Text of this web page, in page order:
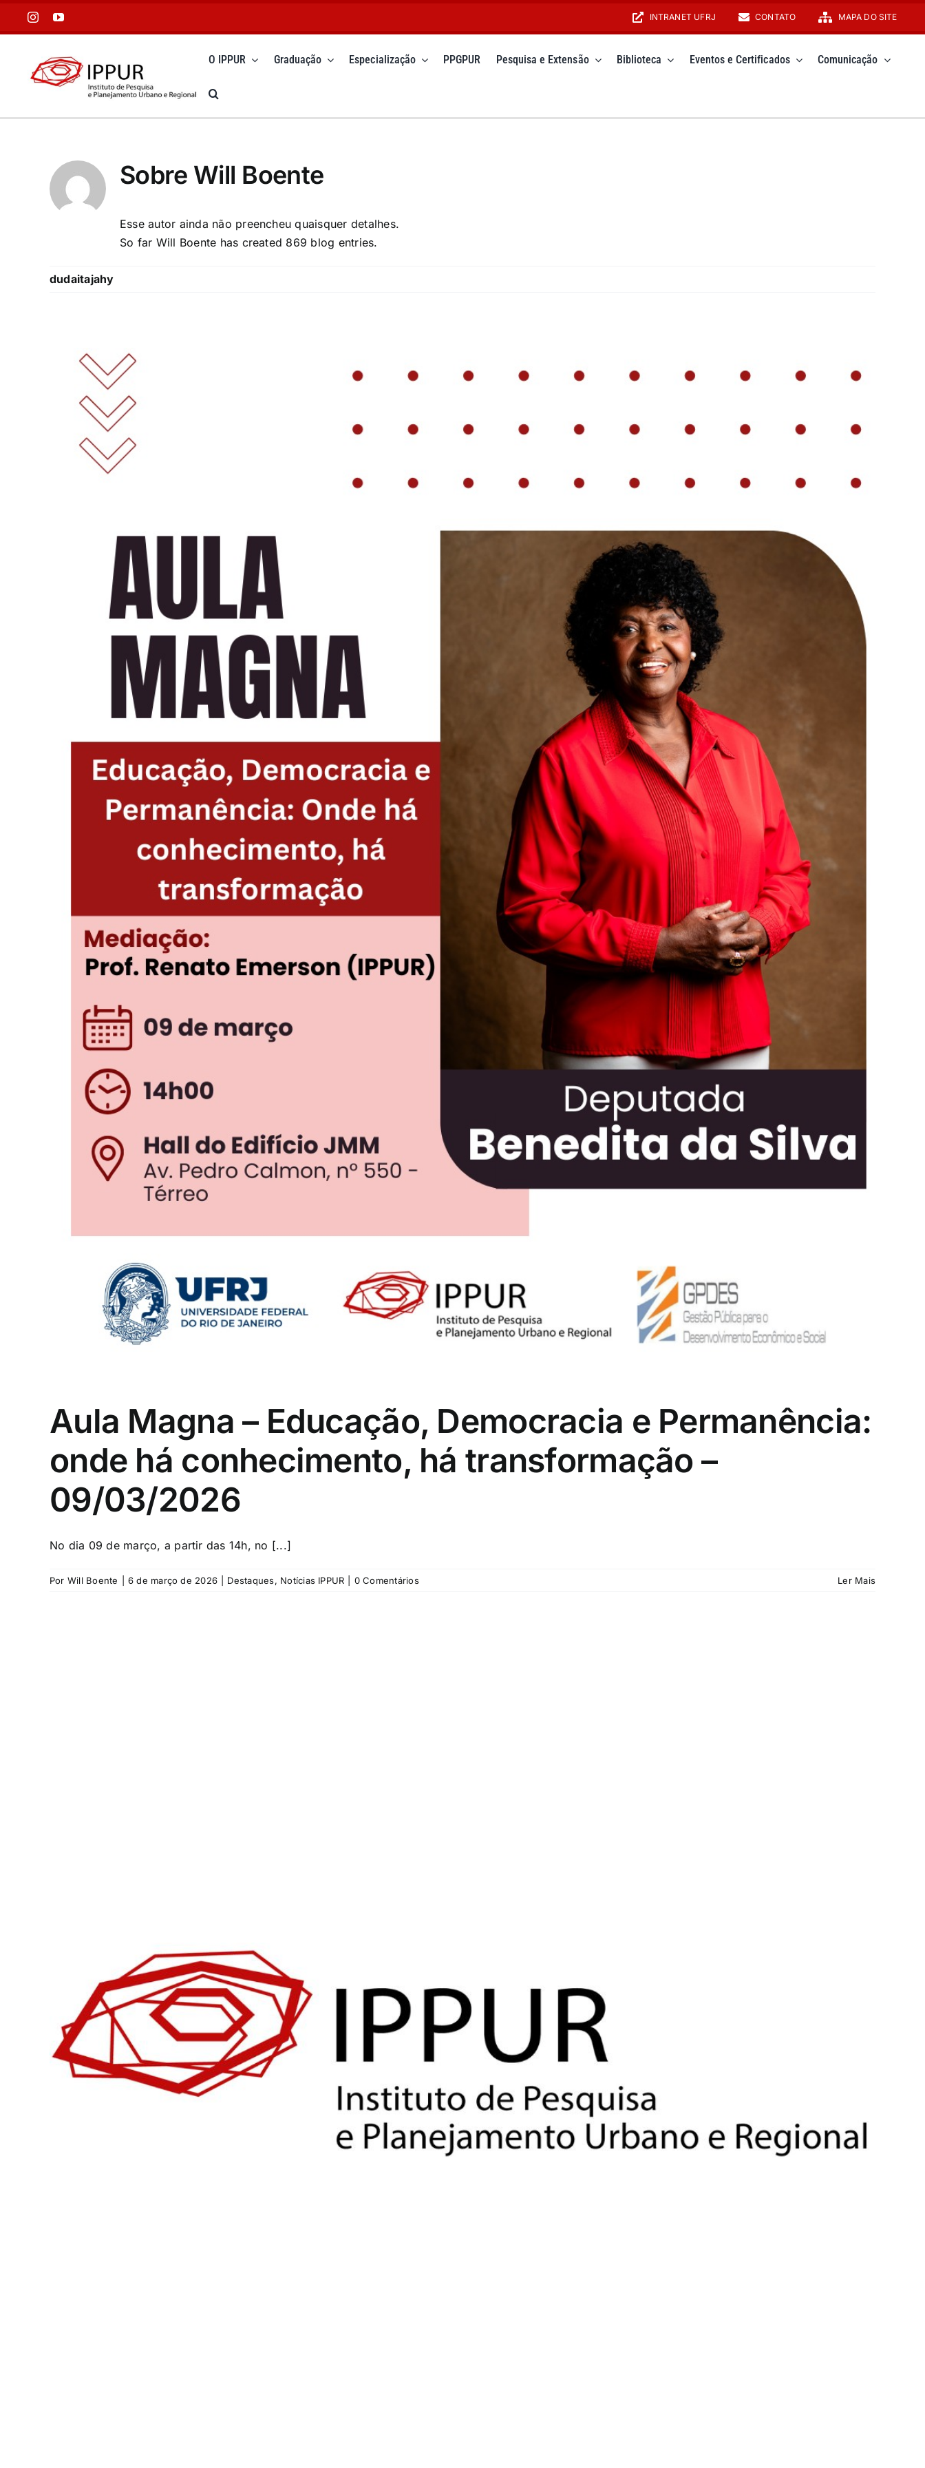
conteúdo
INTRANET UFRJ CONTATO MAPA DO SITE
O IPPUR Graduação Especialização PPGPUR Pesquisa e Extensão Biblioteca Eventos e Certificados Comunicação
Sobre Will Boente
Esse autor ainda não preencheu quaisquer detalhes.
So far Will Boente has created 869 blog entries.
dudaitajahy
Aula Magna – Educação, Democracia e Permanência:
onde há conhecimento, há transformação –
09/03/2026
No dia 09 de março, a partir das 14h, no [...]
Por Will Boente 6 de março de 2026 Destaques, Notícias IPPUR 0 Comentários Ler Mais